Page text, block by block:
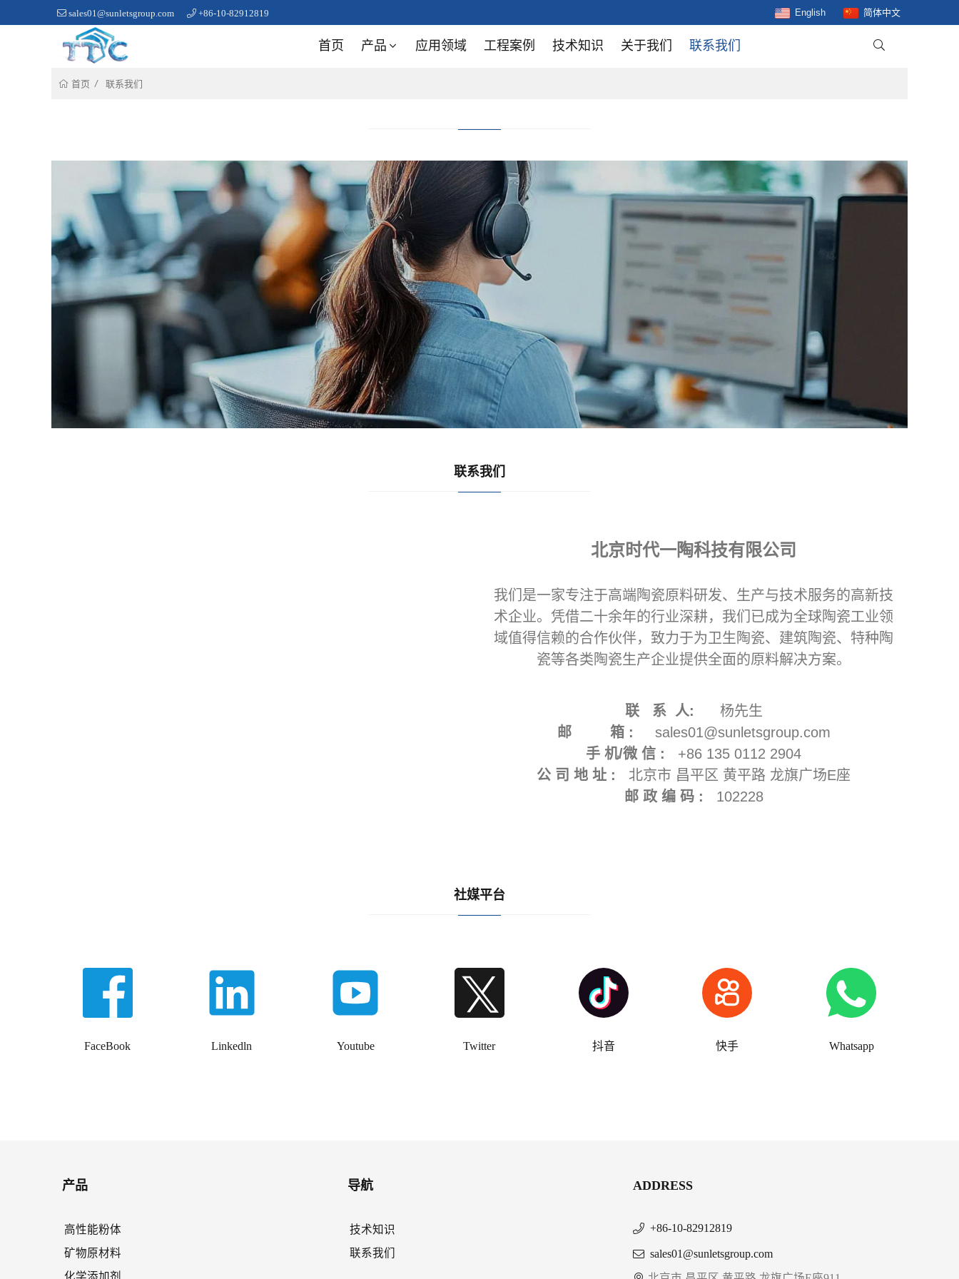
sales01@sunletsgroup.com +86-10-82912819 English 简体中文
首页 产品 应用领域 工程案例 技术知识 关于我们 联系我们 
首页 联系我们
联系我们
北京时代一陶科技有限公司
我们是一家专注于高端陶瓷原料研发、生产与技术服务的高新技
术企业。凭借二十余年的行业深耕，我们已成为全球陶瓷工业领
域值得信赖的合作伙伴，致力于为卫生陶瓷、建筑陶瓷、特种陶
瓷等各类陶瓷生产企业提供全面的原料解决方案。
联 系 人: 杨先生
邮 箱 :
sales01@sunletsgroup.com
手 机/微 信 :
+86 135 0112 2904
公 司 地 址 : 北京市 昌平区 黄平路 龙旗广场E座
邮 政 编 码 :
102228
社媒平台
FaceBook Linkedln Youtube Twitter 抖音 快手 Whatsapp
产品
高性能粉体
矿物原材料
化学添加剂
导航
技术知识
联系我们
ADDRESS
+86-10-82912819
sales01@sunletsgroup.com